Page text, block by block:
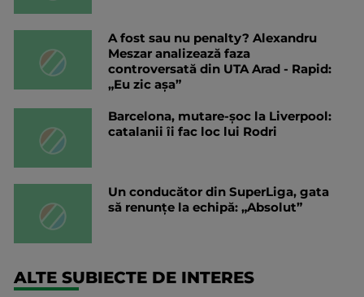
A fost sau nu penalty? Alexandru
Meszar analizează faza
controversată din UTA Arad - Rapid:
„Eu zic așa”
Barcelona, mutare-șoc la Liverpool:
catalanii îi fac loc lui Rodri
Un conducător din SuperLiga, gata
să renunțe la echipă: „Absolut”
ALTE SUBIECTE DE INTERES